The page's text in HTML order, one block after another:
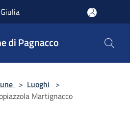
di Pagnacco
> Luoghi >
Martignacco